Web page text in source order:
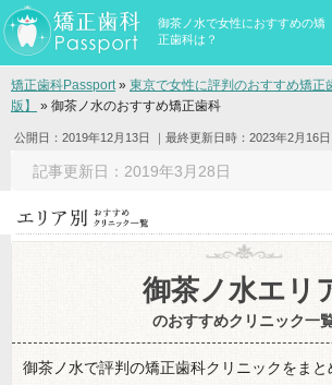
御茶ノ水で女性におすすめの矯
正歯科は？
矯正歯科Passport» 東京で女性に評判のおすすめ矯正
版】
» 御茶ノ水のおすすめ矯正歯科
公開日：2019年12月13日 ｜最終更新日時：2023年2月16日
記事更新日：2019年3月28日
御茶ノ水エリ
のおすすめクリニック一
御茶ノ水で評判の矯正歯科クリニックをまと